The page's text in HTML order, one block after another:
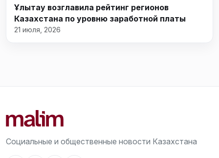
Ұлытау возглавила рейтинг регионов
Казахстана по уровню заработной платы
21 июля, 2026
Социальные и общественные новости Казахстана